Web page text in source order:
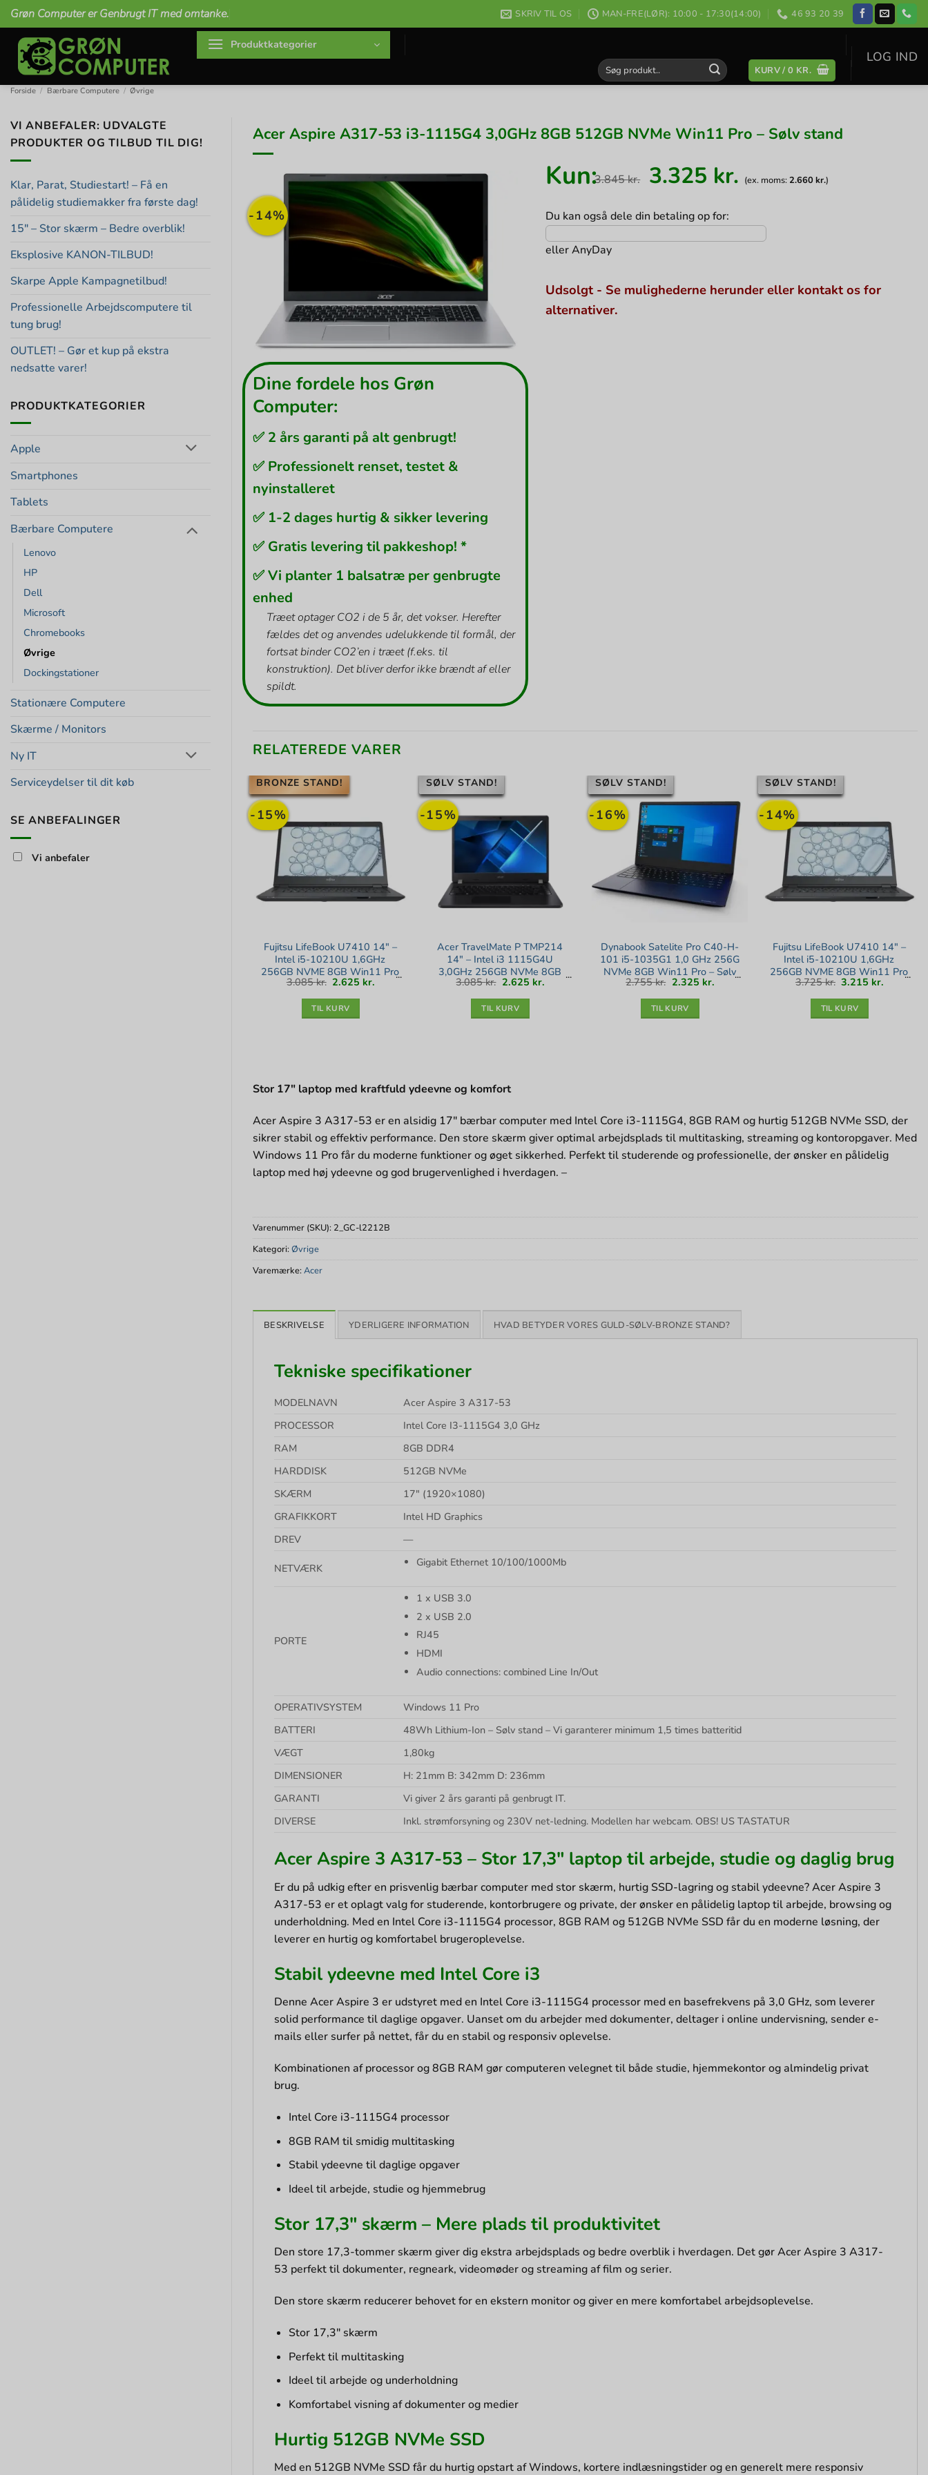
Fortsæt
til
indhold
Grøn Computer er Genbrugt IT med omtanke. SKRIV TIL OS MAN-FRE(LØR): 10:00 - 17:30(14:00) 46 93 20 39
Produktkategorier
Søg
efter:
KURV /0 KR.
LOG IND
Forside / Bærbare Computere / Øvrige
VI ANBEFALER: UDVALGTE
PRODUKTER OG TILBUD TIL DIG!
Klar, Parat, Studiestart! – Få en
pålidelig studiemakker fra første dag!
15″ – Stor skærm – Bedre overblik!
Eksplosive KANON-TILBUD!
Skarpe Apple Kampagnetilbud!
Professionelle Arbejdscomputere til
tung brug!
OUTLET! – Gør et kup på ekstra
nedsatte varer!
PRODUKTKATEGORIER
Apple
Smartphones
Tablets
Bærbare Computere
Lenovo
HP
Dell
Microsoft
Chromebooks
Øvrige
Dockingstationer
Stationære Computere
Skærme / Monitors
Ny IT
Serviceydelser til dit køb
SE ANBEFALINGER
Vi anbefaler
Acer Aspire A317-53 i3-1115G4 3,0GHz 8GB 512GB NVMe Win11 Pro – Sølv stand
-14%
Dine fordele hos Grøn
Computer:
✅ 2 års garanti på alt genbrugt!
✅ Professionelt renset, testet &
nyinstalleret
✅ 1-2 dages hurtig & sikker levering
✅ Gratis levering til pakkeshop! *
✅ Vi planter 1 balsatræ per genbrugte
enhed
Træet optager CO2 i de 5 år, det vokser. Herefter
fældes det og anvendes udelukkende til formål, der
fortsat binder CO2’en i træet (f.eks. til
konstruktion). Det bliver derfor ikke brændt af eller
spildt.
Kun:3.845kr. Den
oprindelige
pris
3.845 kr..
3.325 kr. Den
aktuelle
pris
(ex. moms:2.660kr.)
Du kan også dele din betaling op for:
ellerAnyDay
Udsolgt - Se mulighederne herunder eller kontakt os for
alternativer.
RELATEREDE VARER
-15%
BRONZE STAND!
Fujitsu LifeBook U7410 14″ –
Intel i5-10210U 1,6GHz
256GB NVME 8GB Win11 Pro
– Bronze stand
3.085kr. Den
oprindelige
pris
2.625 kr.
TIL KURV
-15%
SØLV STAND!
Acer TravelMate P TMP214
14″ – Intel i3 1115G4U
3,0GHz 256GB NVMe 8GB
Win11 Pro – Sølv stand
3.085kr. Den
oprindelige
pris
2.625 kr.Den
aktuelle
pris
TIL KURV
-16%
SØLV STAND!
Dynabook Satelite Pro C40-H-
101 i5-1035G1 1,0 GHz 256G
NVMe 8GB Win11 Pro – Sølv
stand
2.755kr. Den
oprindelige
pris
2.325 kr.Den
aktuelle
pris
TIL KURV
-14%
SØLV STAND!
Fujitsu LifeBook U7410 14″ –
Intel i5-10210U 1,6GHz
256GB NVME 8GB Win11 Pro
– Sølv stand
3.725kr. Den
oprindelige
pris
3.215 kr.
TIL KURV
Stor 17″ laptop med kraftfuld ydeevne og komfort
Acer Aspire 3 A317-53 er en alsidig 17″ bærbar computer med Intel Core i3-1115G4, 8GB RAM og hurtig 512GB NVMe SSD, der
sikrer stabil og effektiv performance. Den store skærm giver optimal arbejdsplads til multitasking, streaming og kontoropgaver. Med
Windows 11 Pro får du moderne funktioner og øget sikkerhed. Perfekt til studerende og professionelle, der ønsker en pålidelig
laptop med høj ydeevne og god brugervenlighed i hverdagen. –
Varenummer (SKU): 2_GC-l2212B
Kategori:Øvrige
Varemærke:Acer
BESKRIVELSE YDERLIGERE INFORMATION HVAD BETYDER VORES GULD-SØLV-BRONZE STAND?
Tekniske specifikationer
MODELNAVN
Acer Aspire 3 A317-53
PROCESSOR
Intel Core I3-1115G4 3,0 GHz
RAM
8GB DDR4
HARDDISK
512GB NVMe
SKÆRM
17″ (1920×1080)
GRAFIKKORT
Intel HD Graphics
DREV
—
NETVÆRK Gigabit Ethernet 10/100/1000Mb
PORTE
1 x USB 3.0
2 x USB 2.0
RJ45
HDMI
Audio connections: combined Line In/Out
OPERATIVSYSTEM
Windows 11 Pro
BATTERI
48Wh Lithium-Ion – Sølv stand – Vi garanterer minimum 1,5 times batteritid
VÆGT
1,80kg
DIMENSIONER
H: 21mm B: 342mm D: 236mm
GARANTI
Vi giver 2 års garanti på genbrugt IT.
DIVERSE
Inkl. strømforsyning og 230V net-ledning. Modellen har webcam. OBS! US TASTATUR
Acer Aspire 3 A317-53 – Stor 17,3″ laptop til arbejde, studie og daglig brug
Er du på udkig efter en prisvenlig bærbar computer med stor skærm, hurtig SSD-lagring og stabil ydeevne? Acer Aspire 3
A317-53 er et oplagt valg for studerende, kontorbrugere og private, der ønsker en pålidelig laptop til arbejde, browsing og
underholdning. Med en Intel Core i3-1115G4 processor, 8GB RAM og 512GB NVMe SSD får du en moderne løsning, der
leverer en hurtig og komfortabel brugeroplevelse.
Stabil ydeevne med Intel Core i3
Denne Acer Aspire 3 er udstyret med en Intel Core i3-1115G4 processor med en basefrekvens på 3,0 GHz, som leverer
solid performance til daglige opgaver. Uanset om du arbejder med dokumenter, deltager i online undervisning, sender e-
mails eller surfer på nettet, får du en stabil og responsiv oplevelse.
Kombinationen af processor og 8GB RAM gør computeren velegnet til både studie, hjemmekontor og almindelig privat
brug.
Intel Core i3-1115G4 processor
8GB RAM til smidig multitasking
Stabil ydeevne til daglige opgaver
Ideel til arbejde, studie og hjemmebrug
Stor 17,3″ skærm – Mere plads til produktivitet
Den store 17,3-tommer skærm giver dig ekstra arbejdsplads og bedre overblik i hverdagen. Det gør Acer Aspire 3 A317-
53 perfekt til dokumenter, regneark, videomøder og streaming af film og serier.
Den store skærm reducerer behovet for en ekstern monitor og giver en mere komfortabel arbejdsoplevelse.
Stor 17,3″ skærm
Perfekt til multitasking
Ideel til arbejde og underholdning
Komfortabel visning af dokumenter og medier
Hurtig 512GB NVMe SSD
Med en 512GB NVMe SSD får du hurtig opstart af Windows, kortere indlæsningstider og en generelt mere responsiv